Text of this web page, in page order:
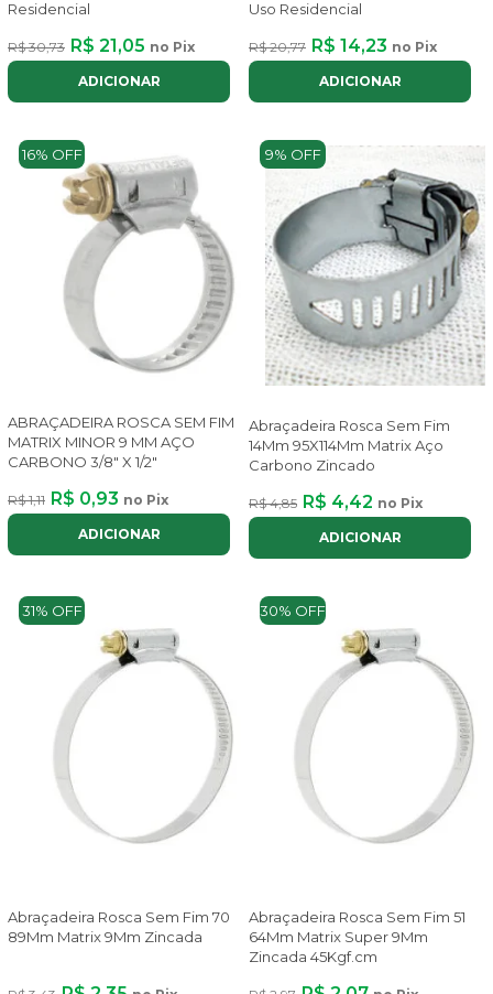
Residencial
R$ 30,73 R$ 21,05 no Pix
ADICIONAR
Uso Residencial
R$ 20,77 R$ 14,23 no Pix
ADICIONAR
16% OFF
ABRAÇADEIRA ROSCA SEM FIM
MATRIX MINOR 9 MM AÇO
CARBONO 3/8" X 1/2"
R$ 1,11 R$ 0,93 no Pix
ADICIONAR
9% OFF
Abraçadeira Rosca Sem Fim
14Mm 95X114Mm Matrix Aço
Carbono Zincado
R$ 4,85 R$ 4,42 no Pix
ADICIONAR
31% OFF
Abraçadeira Rosca Sem Fim 70
89Mm Matrix 9Mm Zincada
30% OFF
Abraçadeira Rosca Sem Fim 51
64Mm Matrix Super 9Mm
Zincada 45Kgf.cm